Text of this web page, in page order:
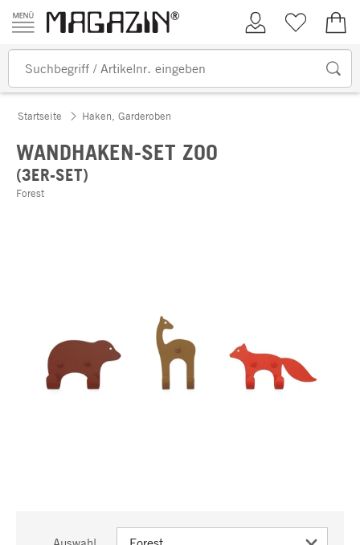
Zum Inhalt springen
Kundenkonto
Merkliste
Startseite Haken, Garderoben
WANDHAKEN-SET ZOO
(3ER-SET)
Forest